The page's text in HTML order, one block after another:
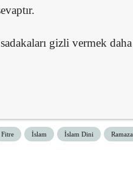
gizli vermek daha
Fitre İslam İslam Dini